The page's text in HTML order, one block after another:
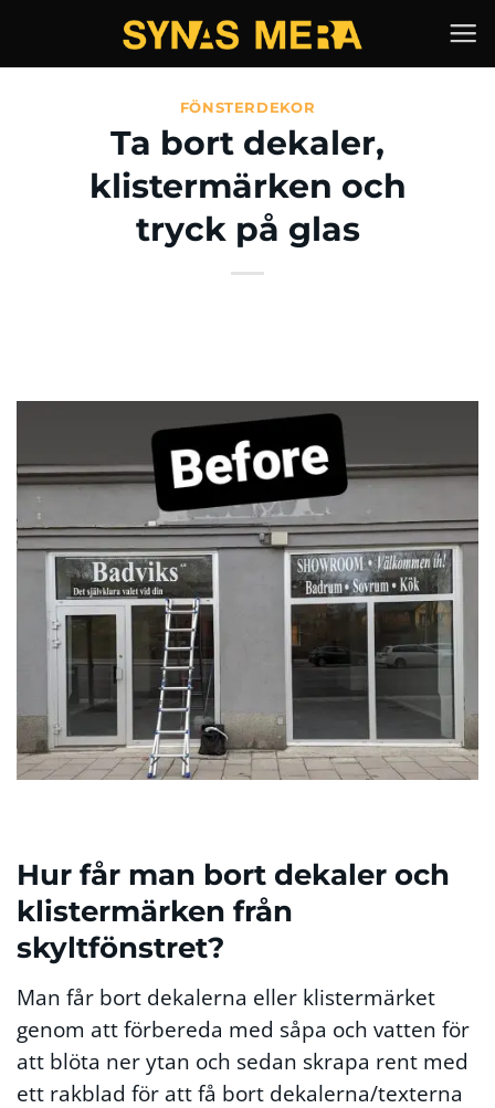
FÖNSTERDEKOR
Ta bort dekaler,
klistermärken och
tryck på glas
Hur får man bort dekaler och
klistermärken från
skyltfönstret?
Man får bort dekalerna eller klistermärket
genom att förbereda med såpa och vatten för
att blöta ner ytan och sedan skrapa rent med
ett rakblad för att få bort dekalerna/texterna